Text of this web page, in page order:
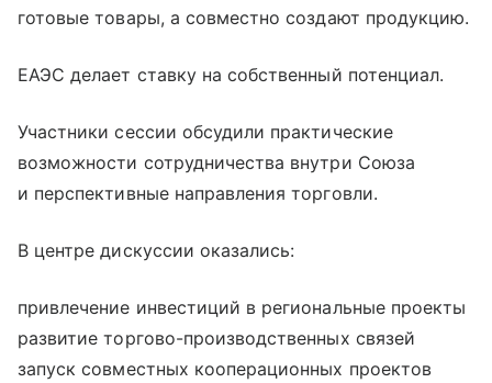
готовые товары, а совместно создают продукцию.
ЕАЭС делает ставку на собственный потенциал.
Участники сессии обсудили практические
возможности сотрудничества внутри Союза
и перспективные направления торговли.
В центре дискуссии оказались:
привлечение инвестиций в региональные проекты
развитие торгово-производственных связей
запуск совместных кооперационных проектов